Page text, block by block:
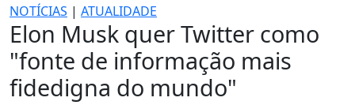
NOTÍCIAS | ATUALIDADE
Elon Musk quer Twitter como
"fonte de informação mais
fidedigna do mundo"